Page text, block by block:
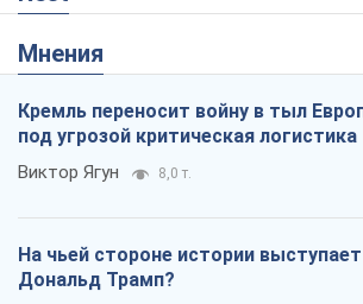
Мнения
Кремль переносит войну в тыл
под угрозой критическая логистика
Виктор Ягун 8,0 т.
На чьей стороне истории выступает
Дональд Трамп?